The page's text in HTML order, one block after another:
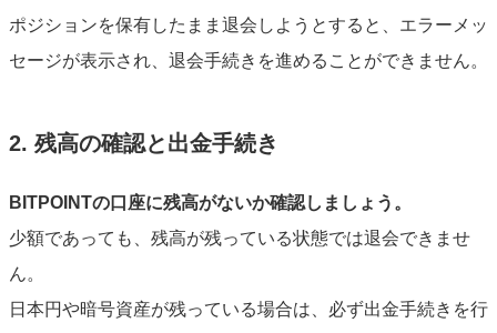
ポジションを保有したまま退会しようとすると、エラーメッ
セージが表示され、退会手続きを進めることができません。
2. 残高の確認と出金手続き
BITPOINTの口座に残高がないか確認しましょう。
少額であっても、残高が残っている状態では退会できませ
ん。
日本円や暗号資産が残っている場合は、必ず出金手続きを行